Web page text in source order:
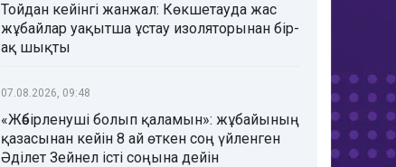
Тойдан кейінгі жанжал: Көкшетауда жас
жұбайлар уақытша ұстау изоляторынан бір-
ақ шықты
07.08.2026, 09:48
«Жәбірленуші болып қаламын»: жұбайының
қазасынан кейін 8 ай өткен соң үйленген
Әділет Зейнел істі соңына дейін